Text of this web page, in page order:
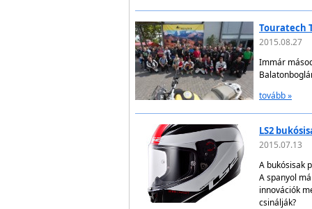
Touratech
2015.08.27
Immár
tovább »
LS2
2015.07.13
A bukósisak
A spanyol
innovációk
csinálják?